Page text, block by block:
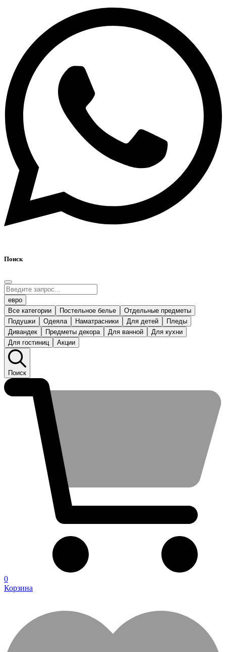
Поиск
евро
Все категории
Постельное белье
Отдельные предметы
Подушки
Одеяла Наматрасники Для детей
Пледы
Дивандек
Предметы декора Для ванной
Для кухни
Для гостиниц
Акции
Поиск
0
Корзина